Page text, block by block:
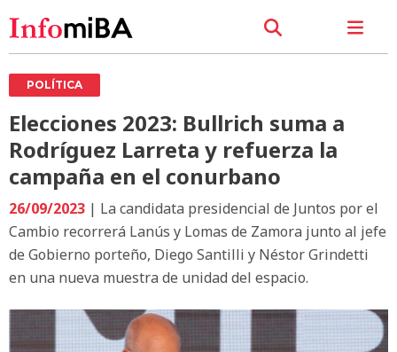
POLÍTICA
Elecciones 2023: Bullrich suma a
Rodríguez Larreta y refuerza la
campaña en el conurbano
26/09/2023 | La candidata presidencial de Juntos por el
Cambio recorrerá Lanús y Lomas de Zamora junto al jefe
de Gobierno porteño, Diego Santilli y Néstor Grindetti
en una nueva muestra de unidad del espacio.